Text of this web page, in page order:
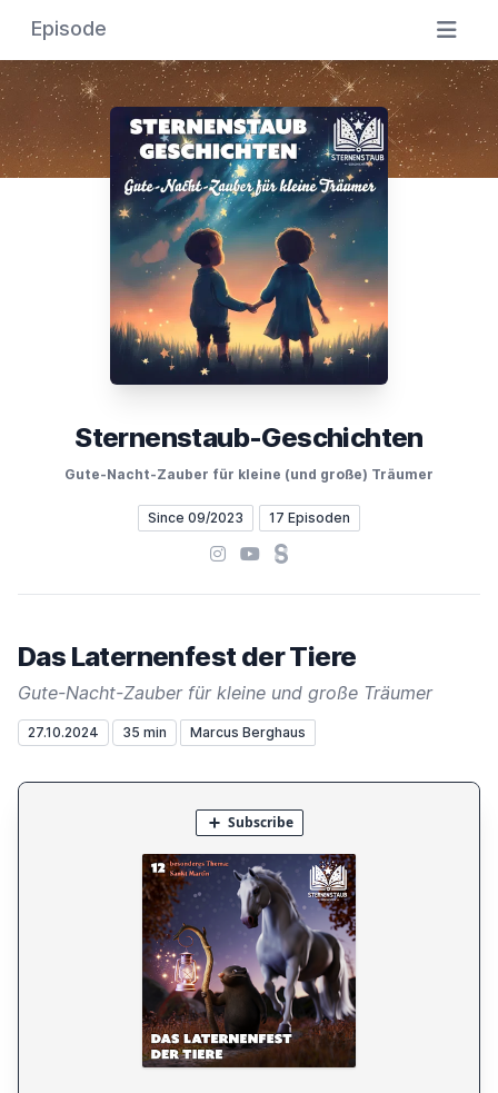
Episode
Sternenstaub-Geschichten
Gute-Nacht-Zauber für kleine (und große) Träumer
Since 09/2023 17 Episoden
Instagram
YouTubeSteady
Das Laternenfest der Tiere
Gute-Nacht-Zauber für kleine und große Träumer
27.10.2024 35 min Marcus Berghaus